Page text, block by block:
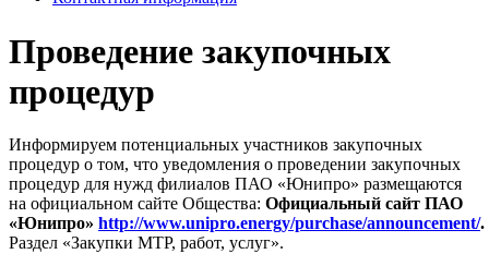
Проведение закупочных
процедур
Информируем потенциальных участников закупочных
процедур о том, что уведомления о проведении закупочных
процедур для нужд филиалов ПАО «Юнипро» размещаются
на официальном сайте Общества: Официальный сайт ПАО
«Юнипро» http://www.unipro.energy/purchase/announcement/.
Раздел «Закупки МТР, работ, услуг».